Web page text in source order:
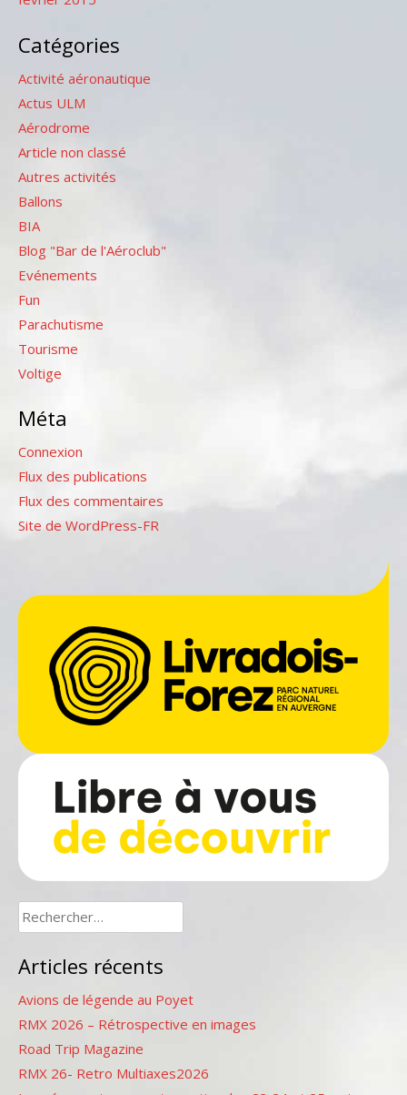
Catégories
Activité aéronautique
Actus ULM
Aérodrome
Article non classé
Autres activités
Ballons
BIA
Blog "Bar de l'Aéroclub"
Evénements
Fun
Parachutisme
Tourisme
Voltige
Méta
Connexion
Flux des publications
Flux des commentaires
Site de WordPress-FR
Rechercher :
Articles récents
Avions de légende au Poyet
RMX 2026 – Rétrospective en images
Road Trip Magazine
RMX 26- Retro Multiaxes2026